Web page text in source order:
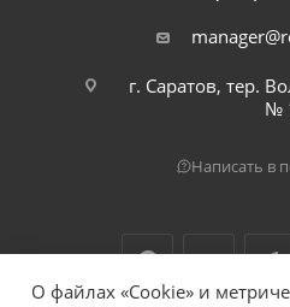
г. Саратов, тер.
№
Написать в
О файлах «Cookie» и